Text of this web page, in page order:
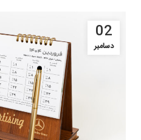
02
دسامبر